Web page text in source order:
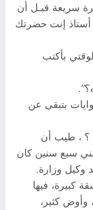
سريعة قبـل أن
إنت حضرتك
بأكتب
بتبقى عن
؟ ، طيب أن
سبع سنين كان
وكيل وزارة.
فيها
وأوض كثير،